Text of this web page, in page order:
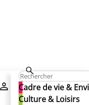
Cadre de vie &
Culture & Loisirs
Mon espace